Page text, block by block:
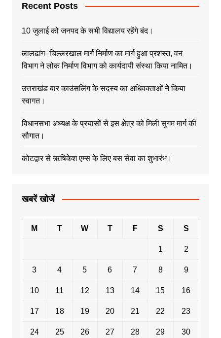
Recent Posts
10 जुलाई को जनपद के सभी विद्यालय रहेंगे बंद।
लालढांग–चिल्लरखाल मार्ग निर्माण का मार्ग हुआ प्रशस्त, वन
विभाग ने लोक निर्माण विभाग को कार्यदायी संस्था किया नामित।
उत्तराखंड बार काउंसलिंग के सदस्य का अधिवक्ताओं ने किया
स्वागत।
विधानसभा अध्यक्ष के प्रयासों से इस क्षेत्र को मिली सुगम मार्ग की
सौगात।
कोटद्वार से ऋषिकेश एम्स के लिए बस सेवा का शुभारंभ।
खबरें खोजें
M T W T F S S
1 2
3 4 5 6 7 8 9
10 11 12 13 14 15 16
17 18 19 20 21 22 23
24 25 26 27 28 29 30